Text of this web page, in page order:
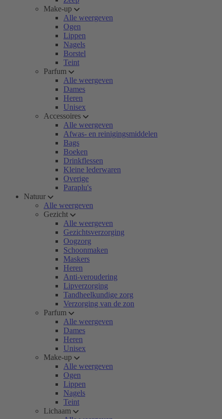
Make-up
Alle weergeven
Ogen
Lippen
Nagels
Borstel
Teint
Parfum
Alle weergeven
Dames
Heren
Unisex
Accessoires
Alle weergeven
Afwas- en reinigingsmiddelen
Bags
Boeken
Drinkflessen
Kleine lederwaren
Overige
Paraplu's
Natuur
Alle weergeven
Gezicht
Alle weergeven
Gezichtsverzorging
Oogzorg
Schoonmaken
Maskers
Heren
Anti-veroudering
Lipverzorging
Tandheelkundige zorg
Verzorging van de zon
Parfum
Alle weergeven
Dames
Heren
Unisex
Make-up
Alle weergeven
Ogen
Lippen
Nagels
Teint
Lichaam